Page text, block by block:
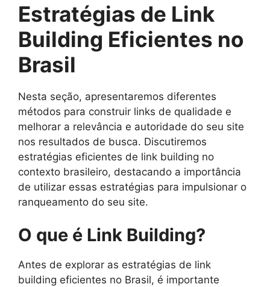
Estratégias de Link
Building Eficientes no
Brasil
Nesta seção, apresentaremos diferentes
métodos para construir links de qualidade e
melhorar a relevância e autoridade do seu site
nos resultados de busca. Discutiremos
estratégias eficientes de link building no
contexto brasileiro, destacando a importância
de utilizar essas estratégias para impulsionar o
ranqueamento do seu site.
O que é Link Building?
Antes de explorar as estratégias de link
building eficientes no Brasil, é importante